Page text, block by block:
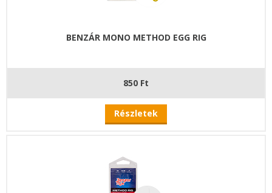
BENZÁR MONO METHOD EGG RIG
850 Ft
Részletek